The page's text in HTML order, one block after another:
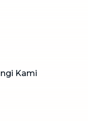
Kami